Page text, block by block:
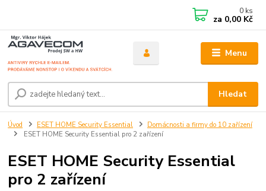
Menu
Hledat
0 ks
za 0,00 Kč
Úvod ESET HOME Security Essential
Domácnosti a firmy do 10 zařízení
ESET HOME Security Essential pro 2 zařízení
ESET HOME Security Essential
pro 2 zařízení